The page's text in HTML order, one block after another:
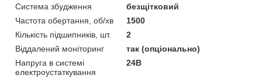
Система збудження
безщітковий
Частота обертання, об/хв
1500
Кількість підшипників, шт.
2
Віддалений моніторинг
так (опціонально)
Напруга в системі
електроустаткування
24В